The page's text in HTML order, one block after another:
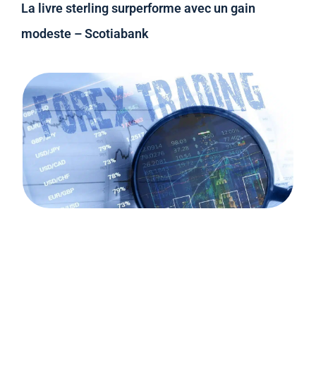
La livre sterling surperforme avec un gain
modeste – Scotiabank